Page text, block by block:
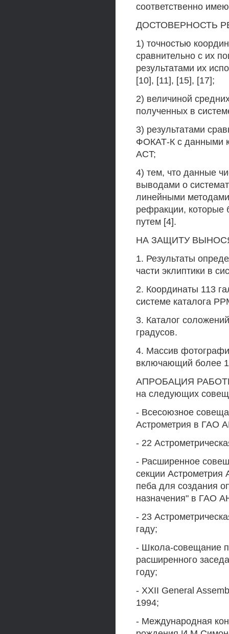
соответственно
ДОСТОВЕРНОСТЬ
1) точностью
сравнительно с их
результатами их
[10], [11], [15], [17];
2) величиной
полученных в
3) результатами
ФОКАТ-К с данными
ACT;
4) тем, что данные
выводами о
линейными
рефракции, которые
путем [4].
НА ЗАЩИТУ
1. Результаты
части эклиптики в
2. Координаты 113
системе каталога
3. Каталог
градусов.
4. Массив
включающий более
АПРОБАЦИЯ РАБОТЫ.
на следующих
- Всесоюзное
Астрометрия в ГАО
- 22
- Расширенное
секции
пеба для создания
назначения" в ГАО
- 23
гаду;
- Школа-совещание
расширенного
году;
- XXII General
1994;
- Международная